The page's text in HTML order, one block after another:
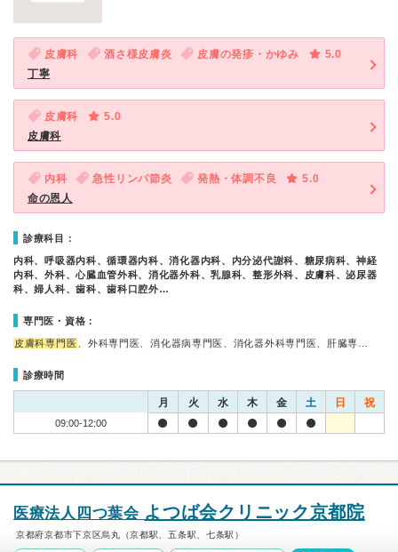
皮膚科 酒さ様皮膚炎 皮膚の発疹・かゆみ
5.0
丁寧
皮膚科
5.0
皮膚科
内科 急性リンパ節炎 発熱・体調不良
5.0
命の恩人
診療科目：
内科、呼吸器内科、循環器内科、消化器内科、内分泌代謝科、糖尿病科、神経
内科、外科、心臓血管外科、消化器外科、乳腺科、整形外科、皮膚科、泌尿器
科、婦人科、歯科、歯科口腔外…
専門医・資格：
皮膚科専門医 、外科専門医、消化器病専門医、消化器外科専門医、肝臓専…
診療時間
月 火 水 木 金 土 日 祝
09:00-12:00
医療法人四つ葉会 よつば会クリニック京都院
京都府京都市下京区烏丸（京都駅、五条駅、七条駅）